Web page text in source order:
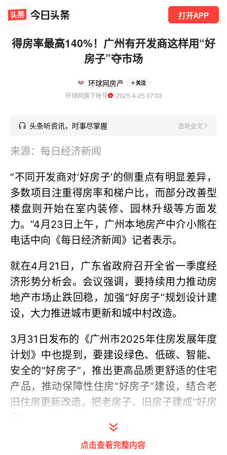
打开APP
得房率最高140%！广州有开发商这样用“好
房子”夺市场
环球网房产 关注
环球网旗下账号
  2025-4-25 07:03
头条听资讯，时事尽掌握 去听全文
来源：每日经济新闻
“不同开发商对‘好房子’的侧重点有明显差异，
多数项目注重得房率和梯户比，而部分改善型
楼盘则开始在室内装修、园林升级等方面发
力。”4月23日上午，广州本地房产中介小熊在
电话中向《每日经济新闻》记者表示。
就在4月21日，广东省政府召开全省一季度经
济形势分析会。会议强调，要持续用力推动房
地产市场止跌回稳，加强“好房子”规划设计建
设，大力推进城市更新和城中村改造。
3月31日发布的《广州市2025年住房发展年度
计划》中也提到，要建设绿色、低碳、智能、
安全的“好房子”，推出更高品质更舒适的住宅
产品，推动保障性住房“好房子”建设，结合老
旧住房更新改造，把老房子、旧房子建成“好房
“随着人们生活水平的提高和消费观念的转变，
点击查看完整内容